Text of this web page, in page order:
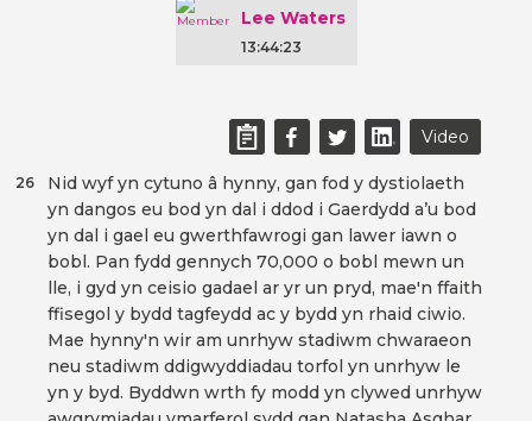
Lee Waters
13:44:23
Video
Nid wyf yn cytuno â hynny, gan fod y dystiolaeth
yn dangos eu bod yn dal i ddod i Gaerdydd a’u bod
yn dal i gael eu gwerthfawrogi gan lawer iawn o
bobl. Pan fydd gennych 70,000 o bobl mewn un
lle, i gyd yn ceisio gadael ar yr un pryd, mae'n ffaith
ffisegol y bydd tagfeydd ac y bydd yn rhaid ciwio.
Mae hynny'n wir am unrhyw stadiwm chwaraeon
neu stadiwm ddigwyddiadau torfol yn unrhyw le
yn y byd. Byddwn wrth fy modd yn clywed unrhyw
26